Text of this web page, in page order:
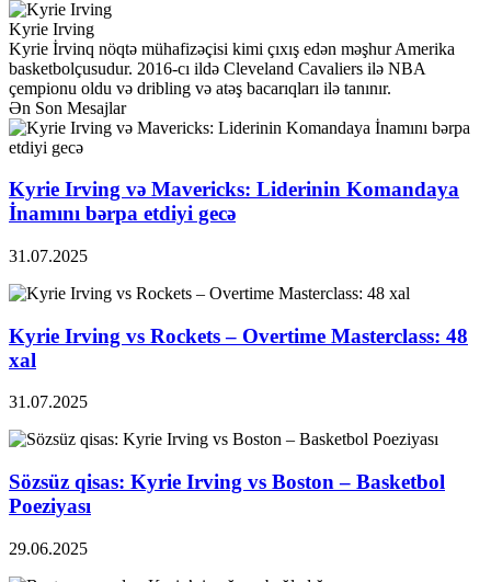
Kyrie Irving
Kyrie İrvinq nöqtə mühafizəçisi kimi çıxış edən məşhur Amerika
basketbolçusudur. 2016-cı ildə Cleveland Cavaliers ilə NBA
çempionu oldu və dribling və atəş bacarıqları ilə tanınır.
Ən Son Mesajlar
Kyrie Irving və Mavericks: Liderinin Komandaya
İnamını bərpa etdiyi gecə
31.07.2025
Kyrie Irving vs Rockets – Overtime Masterclass: 48
xal
31.07.2025
Sözsüz qisas: Kyrie Irving vs Boston – Basketbol
Poeziyası
29.06.2025